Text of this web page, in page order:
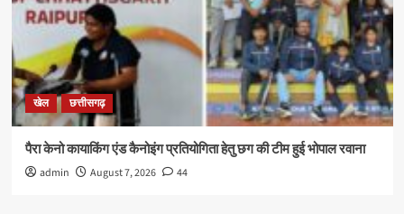
खेल छत्तीसगढ़
पैरा केनो कायाकिंग एंड कैनोइंग प्रतियोगिता हेतु छग की टीम हुई भोपाल रवाना
admin August 7, 2026 44